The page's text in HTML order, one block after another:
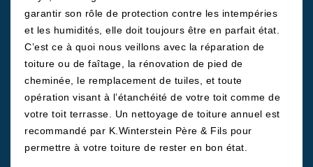
garantir son rôle de protection contre les intempéries
et les humidités, elle doit toujours être en parfait état.
C’est ce à quoi nous veillons avec la réparation de
toiture ou de faîtage, la rénovation de pied de
cheminée, le remplacement de tuiles, et toute
opération visant à l’étanchéité de votre toit comme de
votre toit terrasse. Un nettoyage de toiture annuel est
recommandé par K.Winterstein Père & Fils pour
permettre à votre toiture de rester en bon état.